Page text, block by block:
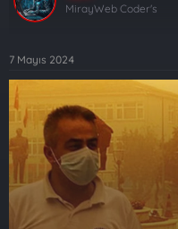
u
y
b
a
t
a
ı
a
r
i
h
i
MirayWeb Coder's
7 Mayıs 2024